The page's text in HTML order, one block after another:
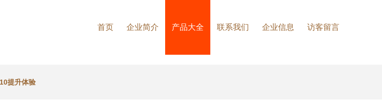
首页 企业简介 产品大全 联系我们 企业信息 访客留言
提升体验